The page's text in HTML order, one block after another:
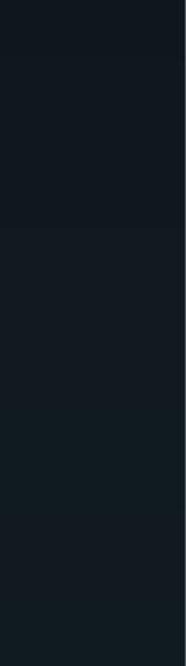
貢献
手間を削減。教材
生み出します。
を活用すること
スタイルに合わせ
ネクトの
スが解決！
機会の均等化、教員
ョンを提供します。
援